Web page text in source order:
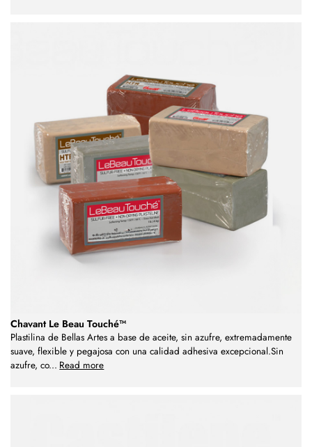
Chavant Le Beau Touché™
Plastilina de Bellas Artes a base de aceite, sin azufre, extremadamente
suave, flexible y pegajosa con una calidad adhesiva excepcional.Sin
azufre, co... Read more